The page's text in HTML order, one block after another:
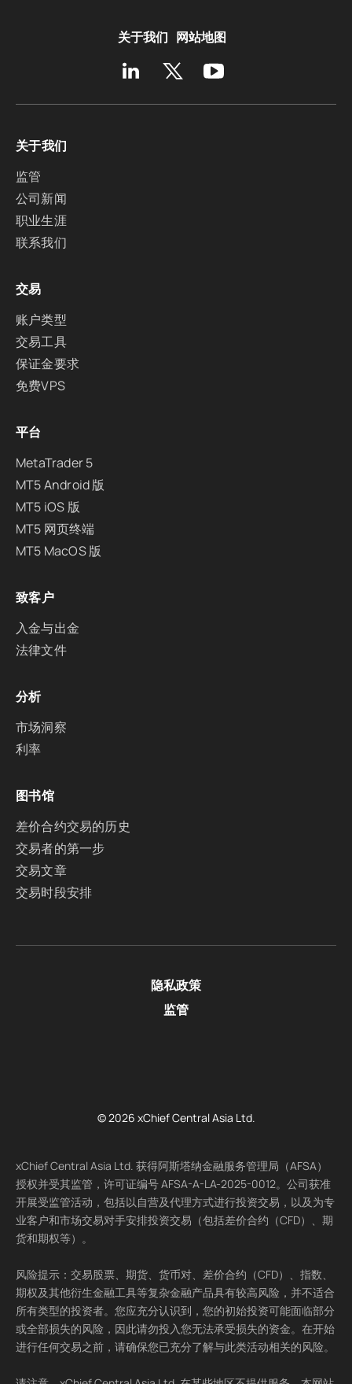
关于我们 网站地图
关于我们
监管
公司新闻
职业生涯
联系我们
交易
账户类型
交易工具
保证金要求
免费VPS
平台
MetaTrader 5
MT5 Android 版
MT5 iOS 版
MT5 网页终端
MT5 MacOS 版
致客户
入金与出金
法律文件
分析
市场洞察
利率
图书馆
差价合约交易的历史
交易者的第一步
交易文章
交易时段安排
隐私政策
监管
© 2026 xChief Central Asia Ltd.
xChief Central Asia Ltd. 获得阿斯塔纳金融服务管理局（AFSA）
授权并受其监管，许可证编号 AFSA-A-LA-2025-0012。公司获准
开展受监管活动，包括以自营及代理方式进行投资交易，以及为专
业客户和市场交易对手安排投资交易（包括差价合约（CFD）、期
货和期权等）。
风险提示：交易股票、期货、货币对、差价合约（CFD）、指数、
期权及其他衍生金融工具等复杂金融产品具有较高风险，并不适合
所有类型的投资者。您应充分认识到，您的初始投资可能面临部分
或全部损失的风险，因此请勿投入您无法承受损失的资金。在开始
进行任何交易之前，请确保您已充分了解与此类活动相关的风险。